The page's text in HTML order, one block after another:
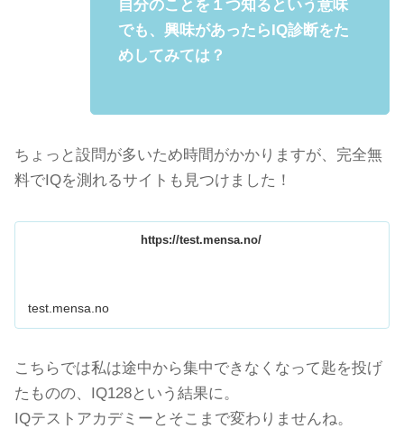
自分のことを１つ知るという意味
でも、興味があったらIQ診断をた
めしてみては？
ちょっと設問が多いため時間がかかりますが、完全無
料でIQを測れるサイトも見つけました！
https://test.mensa.no/
test.mensa.no
こちらでは私は途中から集中できなくなって匙を投げ
たものの、IQ128という結果に。
IQテストアカデミーとそこまで変わりませんね。